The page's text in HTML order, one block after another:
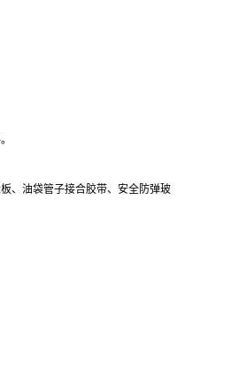
、油袋管子接合胶带、安全防弹玻